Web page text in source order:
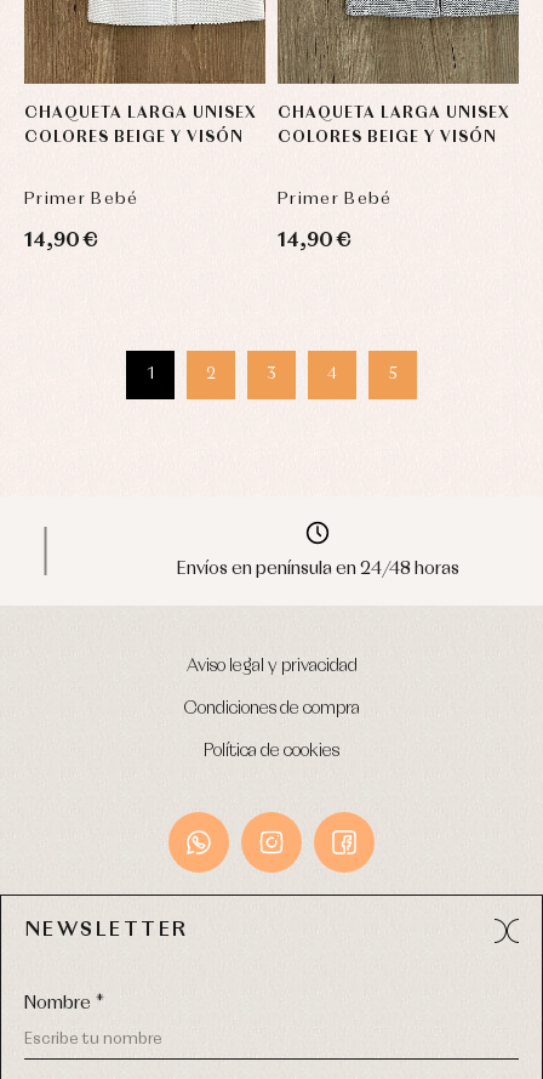
CHAQUETA LARGA UNISEX
COLORES BEIGE Y VISÓN
Primer Bebé
14,90 €
CHAQUETA LARGA UNISEX
COLORES BEIGE Y VISÓN
Primer Bebé
14,90 €
1 2 3 4 5
Envíos en península en 24/48 horas
Aviso legal y privacidad
Condiciones de compra
Política de cookies
Avda. Príncipe de Asturias, 13 - Bajo.
NEWSLETTER
Nombre *